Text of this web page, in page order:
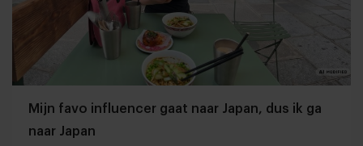
Mijn favo influencer gaat naar Japan, dus ik ga
naar Japan